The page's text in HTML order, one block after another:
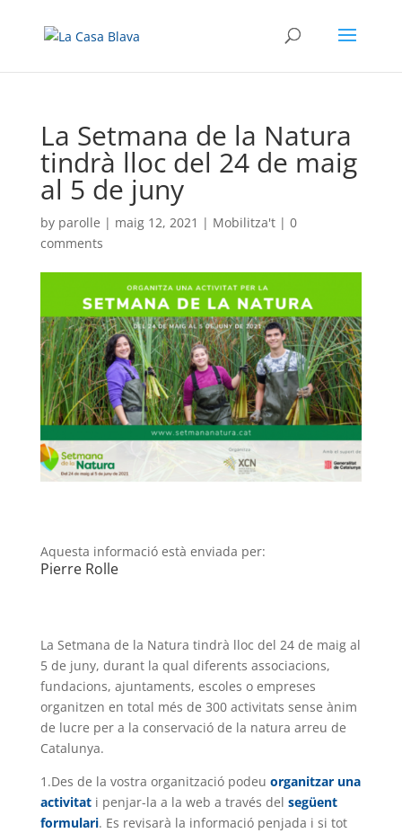
La Setmana de la Natura
tindrà lloc del 24 de maig
al 5 de juny
by parolle | maig 12, 2021 | Mobilitza't| 0
comments
Aquesta informació està enviada per:
Pierre Rolle
La Setmana de la Natura tindrà lloc del 24 de maig al
5 de juny, durant la qual diferents associacions,
fundacions, ajuntaments, escoles o empreses
organitzen en total més de 300 activitats sense ànim
de lucre per a la conservació de la natura arreu de
Catalunya.
1.Des de la vostra organització podeu organitzar una
activitati penjar-la a la web a través del següent
formulari. Es revisarà la informació penjada i si tot